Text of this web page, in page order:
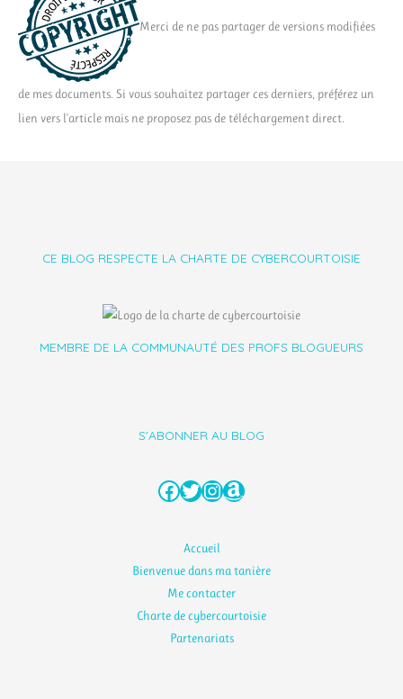
Merci de ne pas partager de versions modifiées
de mes documents. Si vous souhaitez partager ces derniers, préférez un
lien vers l'article mais ne proposez pas de téléchargement direct.
CE BLOG RESPECTE LA CHARTE DE CYBERCOURTOISIE
MEMBRE DE LA COMMUNAUTÉ DES PROFS BLOGUEURS
S'ABONNER AU BLOG
Facebook
Twitter
Instagram
Amazon
Accueil
Bienvenue dans ma tanière
Me contacter
Charte de cybercourtoisie
Partenariats